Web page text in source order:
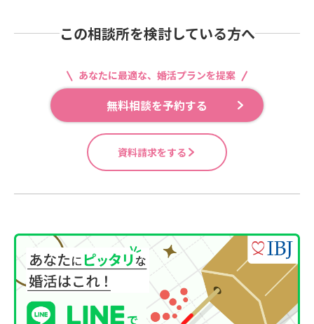
この相談所を検討している方へ
あなたに最適な、婚活プランを提案
無料相談を予約する
資料請求をする